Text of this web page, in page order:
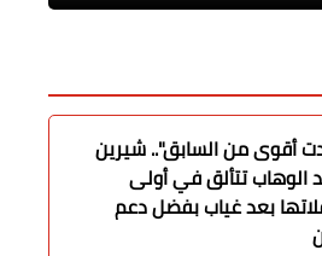
أقوى من السابق".. شيرين
الوهاب تتألق في أولى
بعد غياب بفضل دعم